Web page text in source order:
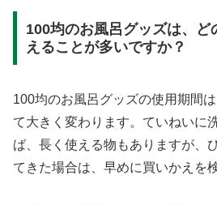
100均のお風呂グッズは、ど
えることが多いですか？
100均のお風呂グッズの使用期間
て大きく変わります。ていねいに
ば、長く使える物もありますが、
てきた場合は、早めに買いかえを